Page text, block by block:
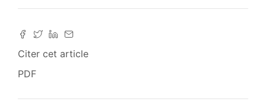
Citer cet article
PDF